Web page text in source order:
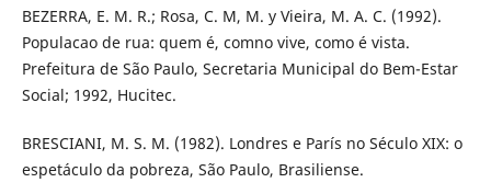
BEZERRA, E. M. R.; Rosa, C. M, M. y Vieira, M. A. C. (1992).
Populacao de rua: quem é, comno vive, como é vista.
Prefeitura de São Paulo, Secretaria Municipal do Bem-Estar
Social; 1992, Hucitec.
BRESCIANI, M. S. M. (1982). Londres e París no Século XIX: o
espetáculo da pobreza, São Paulo, Brasiliense.